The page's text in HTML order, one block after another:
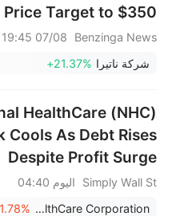
Price Target to $350
Benzinga News
07/08 19:45
شركة ناتيرا +21.37%
HealthCare (NHC)
Cools As Debt Rises
Despite Profit Surge
Simply Wall St
اليوم 04:40
National HealthCare Corporation